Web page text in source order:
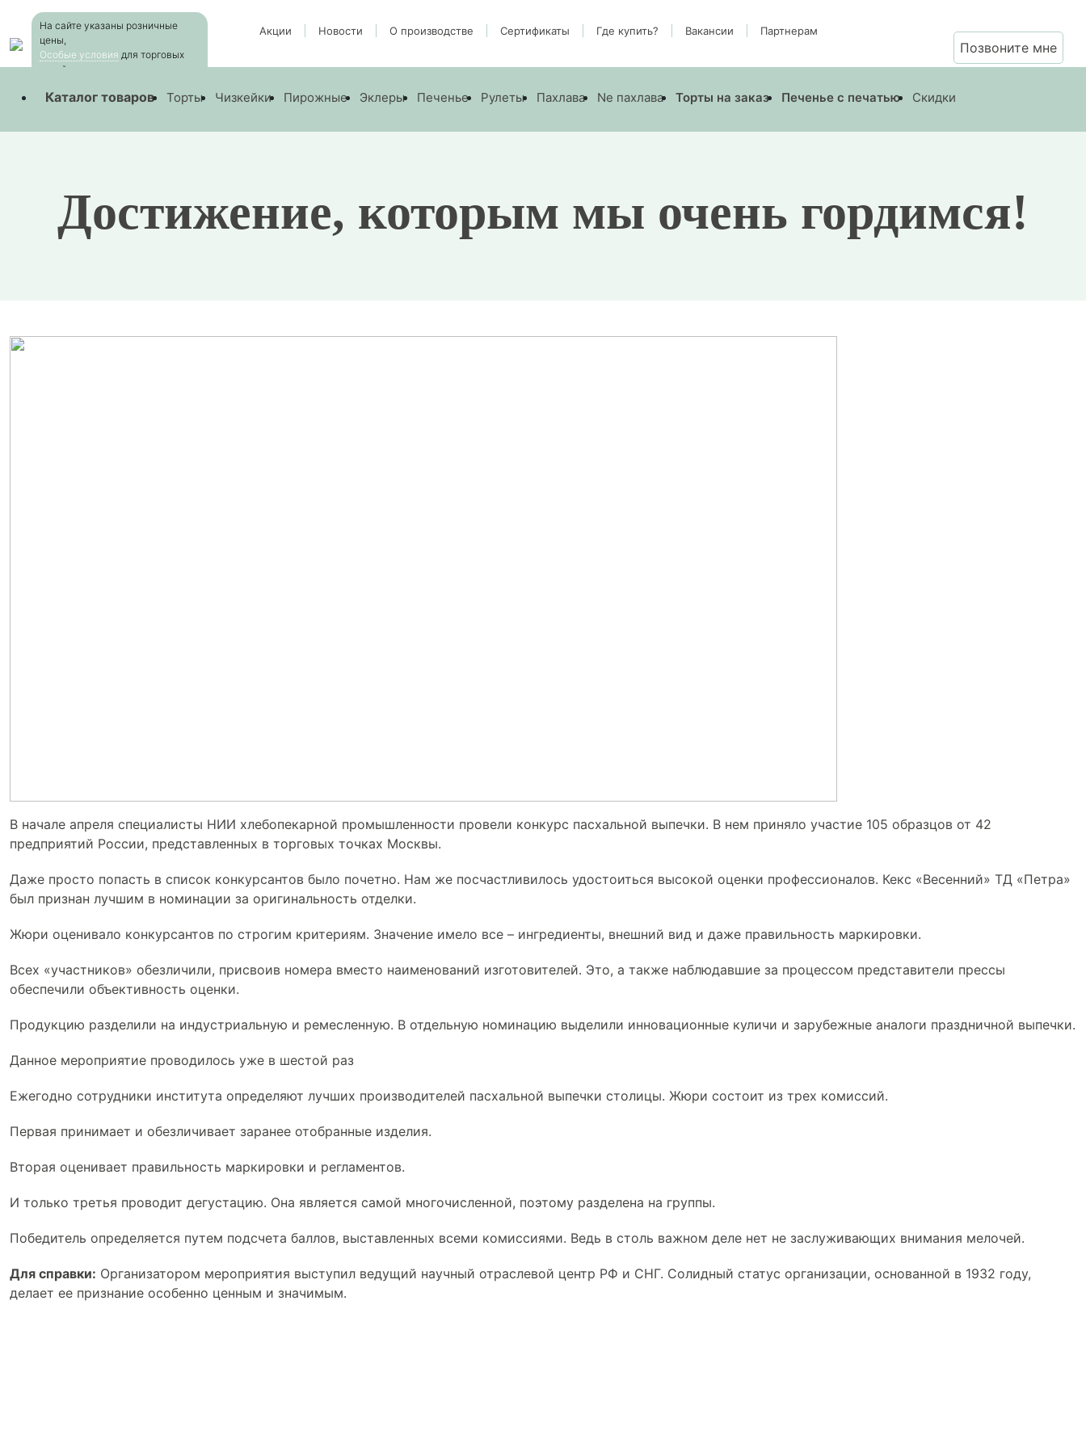
the
content
На сайте указаны розничные
цены,
Особые условия для торговых
сетей
Акции Новости О производстве Cертификаты Где купить? Вакансии Партнерам
Позвоните мне
Каталог товаров Торты Чизкейки Пирожные Эклеры Печенье Рулеты Пахлава Ne пахлава Торты на заказ Печенье с печатью Скидки
— Новости — Достижение, которым мы очень гордимся!
Достижение, которым мы очень гордимся!
В начале апреля специалисты НИИ хлебопекарной промышленности провели конкурс пасхальной выпечки. В нем приняло участие 105 образцов от 42
предприятий России, представленных в торговых точках Москвы.
Даже просто попасть в список конкурсантов было почетно. Нам же посчастливилось удостоиться высокой оценки профессионалов. Кекс «Весенний» ТД «Петра»
был признан лучшим в номинации за оригинальность отделки.
Жюри оценивало конкурсантов по строгим критериям. Значение имело все – ингредиенты, внешний вид и даже правильность маркировки.
Всех «участников» обезличили, присвоив номера вместо наименований изготовителей. Это, а также наблюдавшие за процессом представители прессы
обеспечили объективность оценки.
Продукцию разделили на индустриальную и ремесленную. В отдельную номинацию выделили инновационные куличи и зарубежные аналоги праздничной выпечки.
Данное мероприятие проводилось уже в шестой раз
Ежегодно сотрудники института определяют лучших производителей пасхальной выпечки столицы. Жюри состоит из трех комиссий.
Первая принимает и обезличивает заранее отобранные изделия.
Вторая оценивает правильность маркировки и регламентов.
И только третья проводит дегустацию. Она является самой многочисленной, поэтому разделена на группы.
Победитель определяется путем подсчета баллов, выставленных всеми комиссиями. Ведь в столь важном деле нет не заслуживающих внимания мелочей.
Для справки: Организатором мероприятия выступил ведущий научный отраслевой центр РФ и СНГ. Солидный статус организации, основанной в 1932 году,
делает ее признание особенно ценным и значимым.